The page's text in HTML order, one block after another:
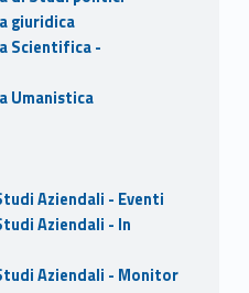
giuridica
Scientifica -
Umanistica
Aziendali - Eventi
Aziendali - In
Aziendali - Monitor